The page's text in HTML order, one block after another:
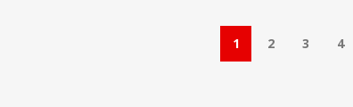
1 2 3 4